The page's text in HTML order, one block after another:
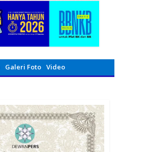
Galeri Foto Video